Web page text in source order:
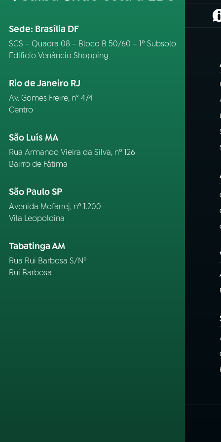
Sede: Brasília DF
SCS – Quadra 08 – Bloco B 50/60 – 1º Subsolo
Edifício Venâncio Shopping
Rio de Janeiro RJ
Av. Gomes Freire, n° 474
Centro
São Luís MA
Rua Armando Vieira da Silva, nº 126
Bairro de Fátima
São Paulo SP
Avenida Mofarrej, nº 1.200
Vila Leopoldina
Tabatinga AM
Rua Rui Barbosa S/Nº
Rui Barbosa